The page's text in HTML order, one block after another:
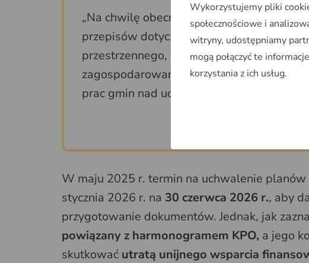
„Na chwilę obecną nie jest możliwe
przepisów dotyczących procedury
przestrzennego, w tym planów ogólnych
zagospodarowania przestrzennego.
prac gmin nad uchwaleniem planów
W maju 2025 r. termin na uchwalenie planów
stycznia 2026 r. na 30 czerwca 2026 r., aby
przygotowanie dokumentów. Jednak, jak
powiązany z harmonogramem KPO, a jego
skutkować utratą unijnego wsparcia
Wykorzystujemy pliki
społecznościowe i
witryny, udostępniamy
mogą połączyć te
korzystania z ich usług.